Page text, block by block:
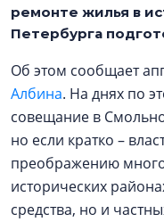
ремонте жилья в
Петербурга
Об этом сообщает
Албина. На днях по
совещание в
но если кратко –
преображению
исторических
средства, но и